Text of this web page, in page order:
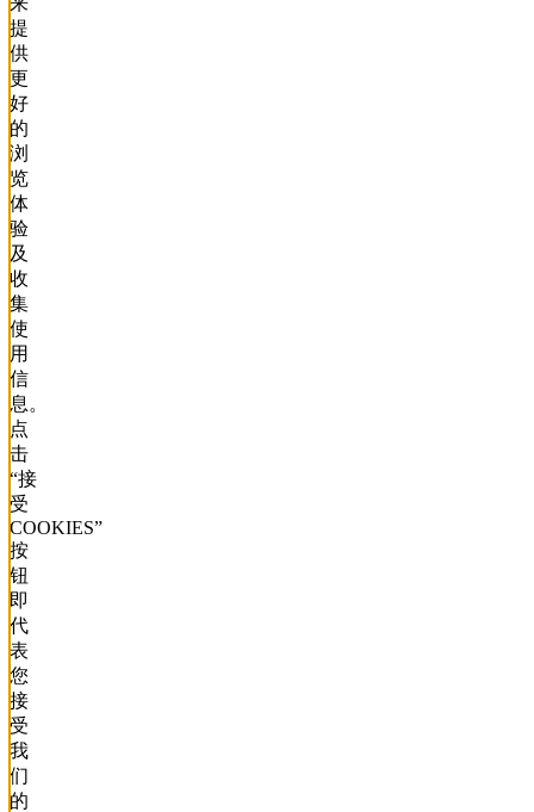
提
供
更
好
的
浏
览
体
验
及
收
集
使
用
信
息。
点
击
“接
受
COOKIES”
按
钮
即
代
表
您
接
受
我
们
的